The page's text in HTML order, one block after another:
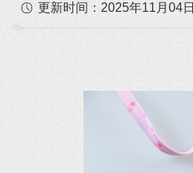
更新时间： 2025年11月04日